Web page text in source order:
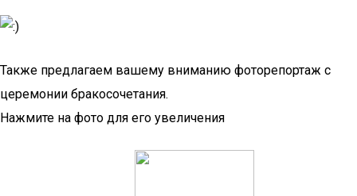
Также предлагаем вашему вниманию фоторепортаж с
церемонии бракосочетания.
Нажмите на фото для его увеличения